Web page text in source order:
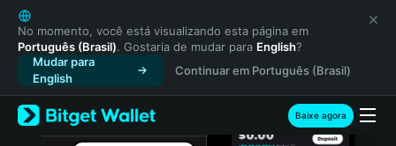
English
日本語
Tiếng Việt
Русский
Español (Latinoamérica)
Türkçe
Italiano
No momento, você está visualizando esta página em
Português (Brasil). Gostaria de mudar para English?
Mudar para
English
Continuar em Português (Brasil)
Baixe agora